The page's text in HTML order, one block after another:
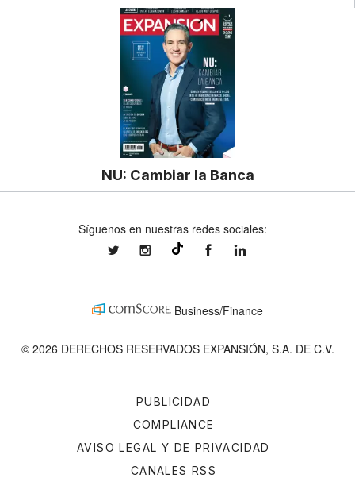
NU: Cambiar la Banca
PUBLICIDAD
COMPLIANCE
AVISO LEGAL Y DE PRIVACIDAD
CANALES RSS
Síguenos en nuestras redes sociales:
expansionmxexpansionmx ExpansionMex
Business/Finance
© 2026 DERECHOS RESERVADOS EXPANSIÓN, S.A. DE C.V.